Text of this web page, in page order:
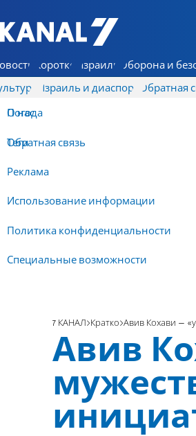
7 КАНАЛ - Аруц Шева
Коротко Израиль Оборона и
Израиль и диаспора Обратная
О нас
Обратная связь
Реклама
Использование информации
Политика конфиденциальности
Специальные возможности
Погода
Теги
7 КАНАЛ Кратко Авив Кохави –
Авив